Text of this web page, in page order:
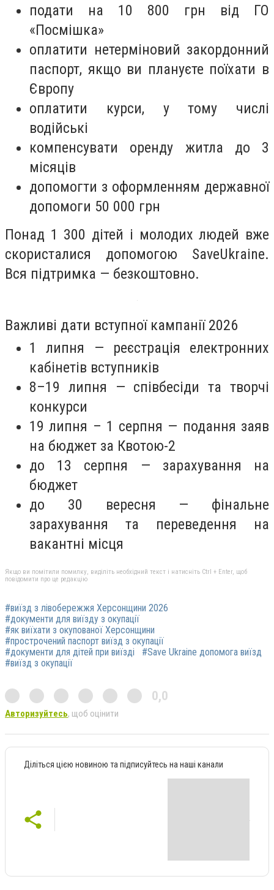
подати на 10 800 грн від ГО
«Посмішка»
оплатити нетерміновий закордонний
паспорт, якщо ви плануєте поїхати в
Європу
оплатити курси, у тому числі
водійські
компенсувати оренду житла до 3
місяців
допомогти з оформленням державної
допомоги 50 000 грн
Понад 1 300 дітей і молодих людей вже
скористалися допомогою SaveUkraine.
Вся підтримка — безкоштовно.
Важливі дати вступної кампанії 2026
1 липня — реєстрація електронних
кабінетів вступників
8–19 липня — співбесіди та творчі
конкурси
19 липня – 1 серпня — подання заяв
на бюджет за Квотою-2
до 13 серпня — зарахування на
бюджет
до 30 вересня — фінальне
зарахування та переведення на
вакантні місця
Якщо ви помітили помилку, виділіть необхідний текст і натисніть Ctrl + Enter, щоб
повідомити про це редакцію
#виїзд з лівобережжя Херсонщини 2026
#документи для виїзду з окупації
#як виїхати з окупованої Херсонщини
#прострочений паспорт виїзд з окупації
#документи для дітей при виїзді
#Save Ukraine допомога виїзд
#виїзд з окупації
0,0
Авторизуйтесь, щоб оцінити
Діліться цією новиною та підписуйтесь на наші канали